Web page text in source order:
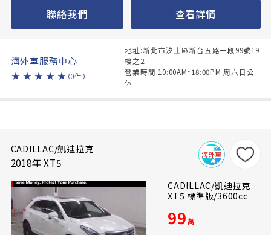
聯絡我們 查看詳情
海外車服務中心
★ ★ ★ ★ ★ （0件）
地址:新北市汐止區新台五路一段99號19
樓之2
營業時間:10:00AM~18:00PM 周六日公
休
CADILLAC/凱迪拉克
2018年 XT5
CADILLAC/凱迪拉克
XT5 標準版/3600cc
99萬